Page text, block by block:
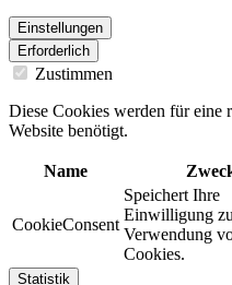
Einstellungen
Erforderlich
Zustimmen
Diese Cookies werden für eine
Website benötigt.
Name
CookieConsent
Speichert Ihre
Einwilligung
Verwendung
Cookies.
Statistik